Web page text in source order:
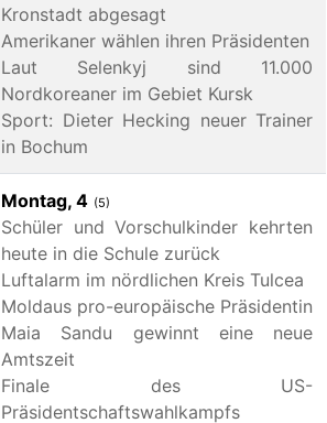
Kronstadt abgesagt
Amerikaner wählen ihren Präsidenten
Laut Selenkyj sind 11.000
Nordkoreaner im Gebiet Kursk
Sport: Dieter Hecking neuer Trainer
in Bochum
Montag, 4 (5)
Schüler und Vorschulkinder kehrten
heute in die Schule zurück
Luftalarm im nördlichen Kreis Tulcea
Moldaus pro-europäische Präsidentin
Maia Sandu gewinnt eine neue
Amtszeit
Finale des US-
Präsidentschaftswahlkampfs